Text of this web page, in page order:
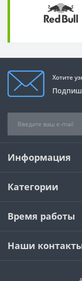
Хотите
Информация
Категории
Время работы
Наши